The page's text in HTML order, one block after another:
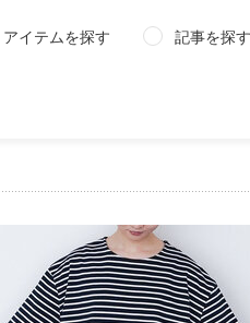
アイテムを探す 記事を探す